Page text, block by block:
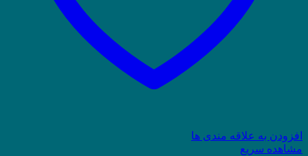
افزودن به علاقه مندی ها
مشاهده سریع